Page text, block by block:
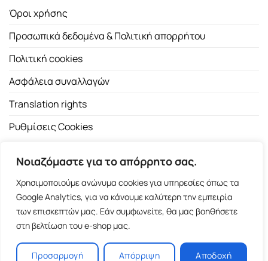
Νοιαζόμαστε για το απόρρητο σας.
Χρησιμοποιούμε ανώνυμα cookies για υπηρεσίες όπως τα
Google Analytics, για να κάνουμε καλύτερη την εμπειρία
των επισκεπτών μας. Εάν συμφωνείτε, θα μας βοηθήσετε
στη βελτίωση του e-shop μας.
Προσαρμογή Απόρριψη Αποδοχή
Όροι χρήσης
Προσωπικά δεδομένα & Πολιτική απορρήτου
Πολιτική cookies
Ασφάλεια συναλλαγών
Translation rights
Ρυθμίσεις Cookies
Copyright 2026 ©Εκδοτικός Οίκος Α.Α. Λιβάνη| All rights
reserved.
Σόλωνος 98, 10680 Αθήνα | Τ:2103661200- F: 2103617791